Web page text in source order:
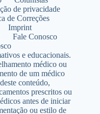
de privacidade
de Correções
Imprint
Fale Conosco
e educacionais.
médico ou
de um médico
conteúdo,
prescritos ou
antes de iniciar
ou estilo de